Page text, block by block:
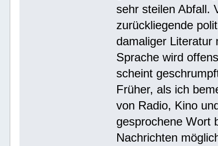
sehr steilen Abfall.
zurückliegende
damaliger Literatur
Sprache wird
scheint
Früher, als ich
von Radio, Kino
gesprochene Wort
Nachrichten